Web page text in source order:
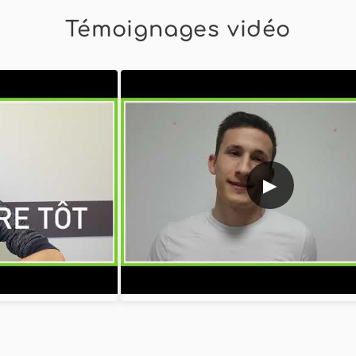
Témoignages vidéo
▶